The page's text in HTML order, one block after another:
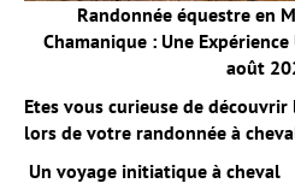
Randonnée équestre en
Chamanique : Une
août
Etes vous curieuse de
lors de votre randonnée à
Un voyage initiatique à cheval